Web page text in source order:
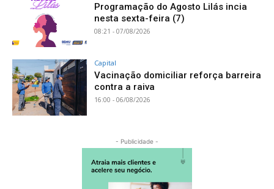
Programação do Agosto Lilás incia
nesta sexta-feira (7)
08:21 - 07/08/2026
Capital
Vacinação domiciliar reforça barreira
contra a raiva
16:00 - 06/08/2026
- Publicidade -